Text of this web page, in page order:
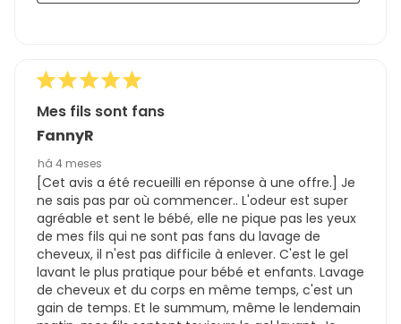
Mes fils sont fans
FannyR
há 4 meses
[Cet avis a été recueilli en réponse à une offre.] Je
ne sais pas par où commencer.. L'odeur est super
agréable et sent le bébé, elle ne pique pas les yeux
de mes fils qui ne sont pas fans du lavage de
cheveux, il n'est pas difficile à enlever. C'est le gel
lavant le plus pratique pour bébé et enfants. Lavage
de cheveux et du corps en même temps, c'est un
gain de temps. Et le summum, même le lendemain